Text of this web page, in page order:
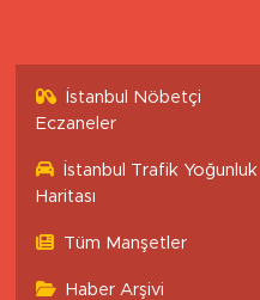
İstanbul Nöbetçi
Eczaneler
İstanbul Trafik Yoğunluk
Haritası
Tüm Manşetler
Haber Arşivi